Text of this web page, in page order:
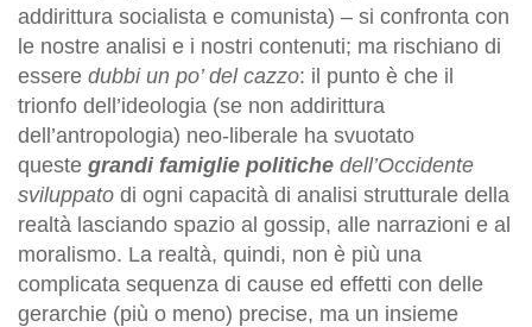
addirittura socialista e comunista) – si confronta con
le nostre analisi e i nostri contenuti; ma rischiano di
essere dubbi un po’ del cazzo: il punto è che il
trionfo dell’ideologia (se non addirittura
dell’antropologia) neo-liberale ha svuotato
queste grandi famiglie politiche dell’Occidente
sviluppato di ogni capacità di analisi strutturale della
realtà lasciando spazio al gossip, alle narrazioni e al
moralismo. La realtà, quindi, non è più una
complicata sequenza di cause ed effetti con delle
gerarchie (più o meno) precise, ma un insieme